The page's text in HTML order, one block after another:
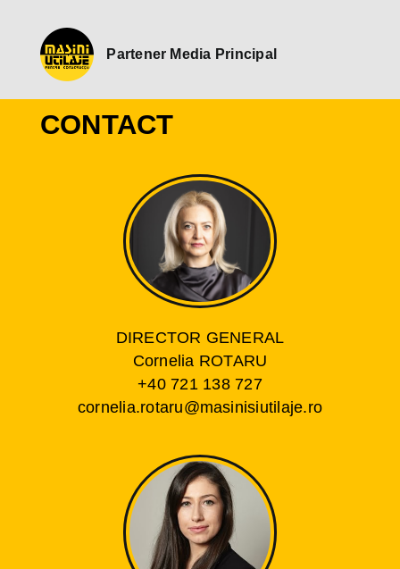
Partener Media Principal
CONTACT
DIRECTOR GENERAL
Cornelia ROTARU
+40 721 138 727
cornelia.rotaru@masinisiutilaje.ro